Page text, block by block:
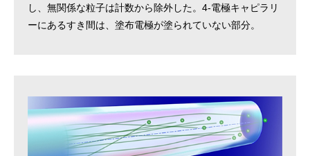
し、無関係な粒子は計数から除外した。4-電極キャピラリ
ーにあるすき間は、塗布電極が塗られていない部分。